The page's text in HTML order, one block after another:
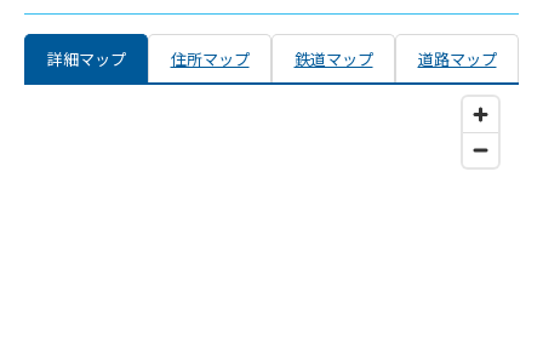
詳細マップ 住所マップ 鉄道マップ 道路マップ